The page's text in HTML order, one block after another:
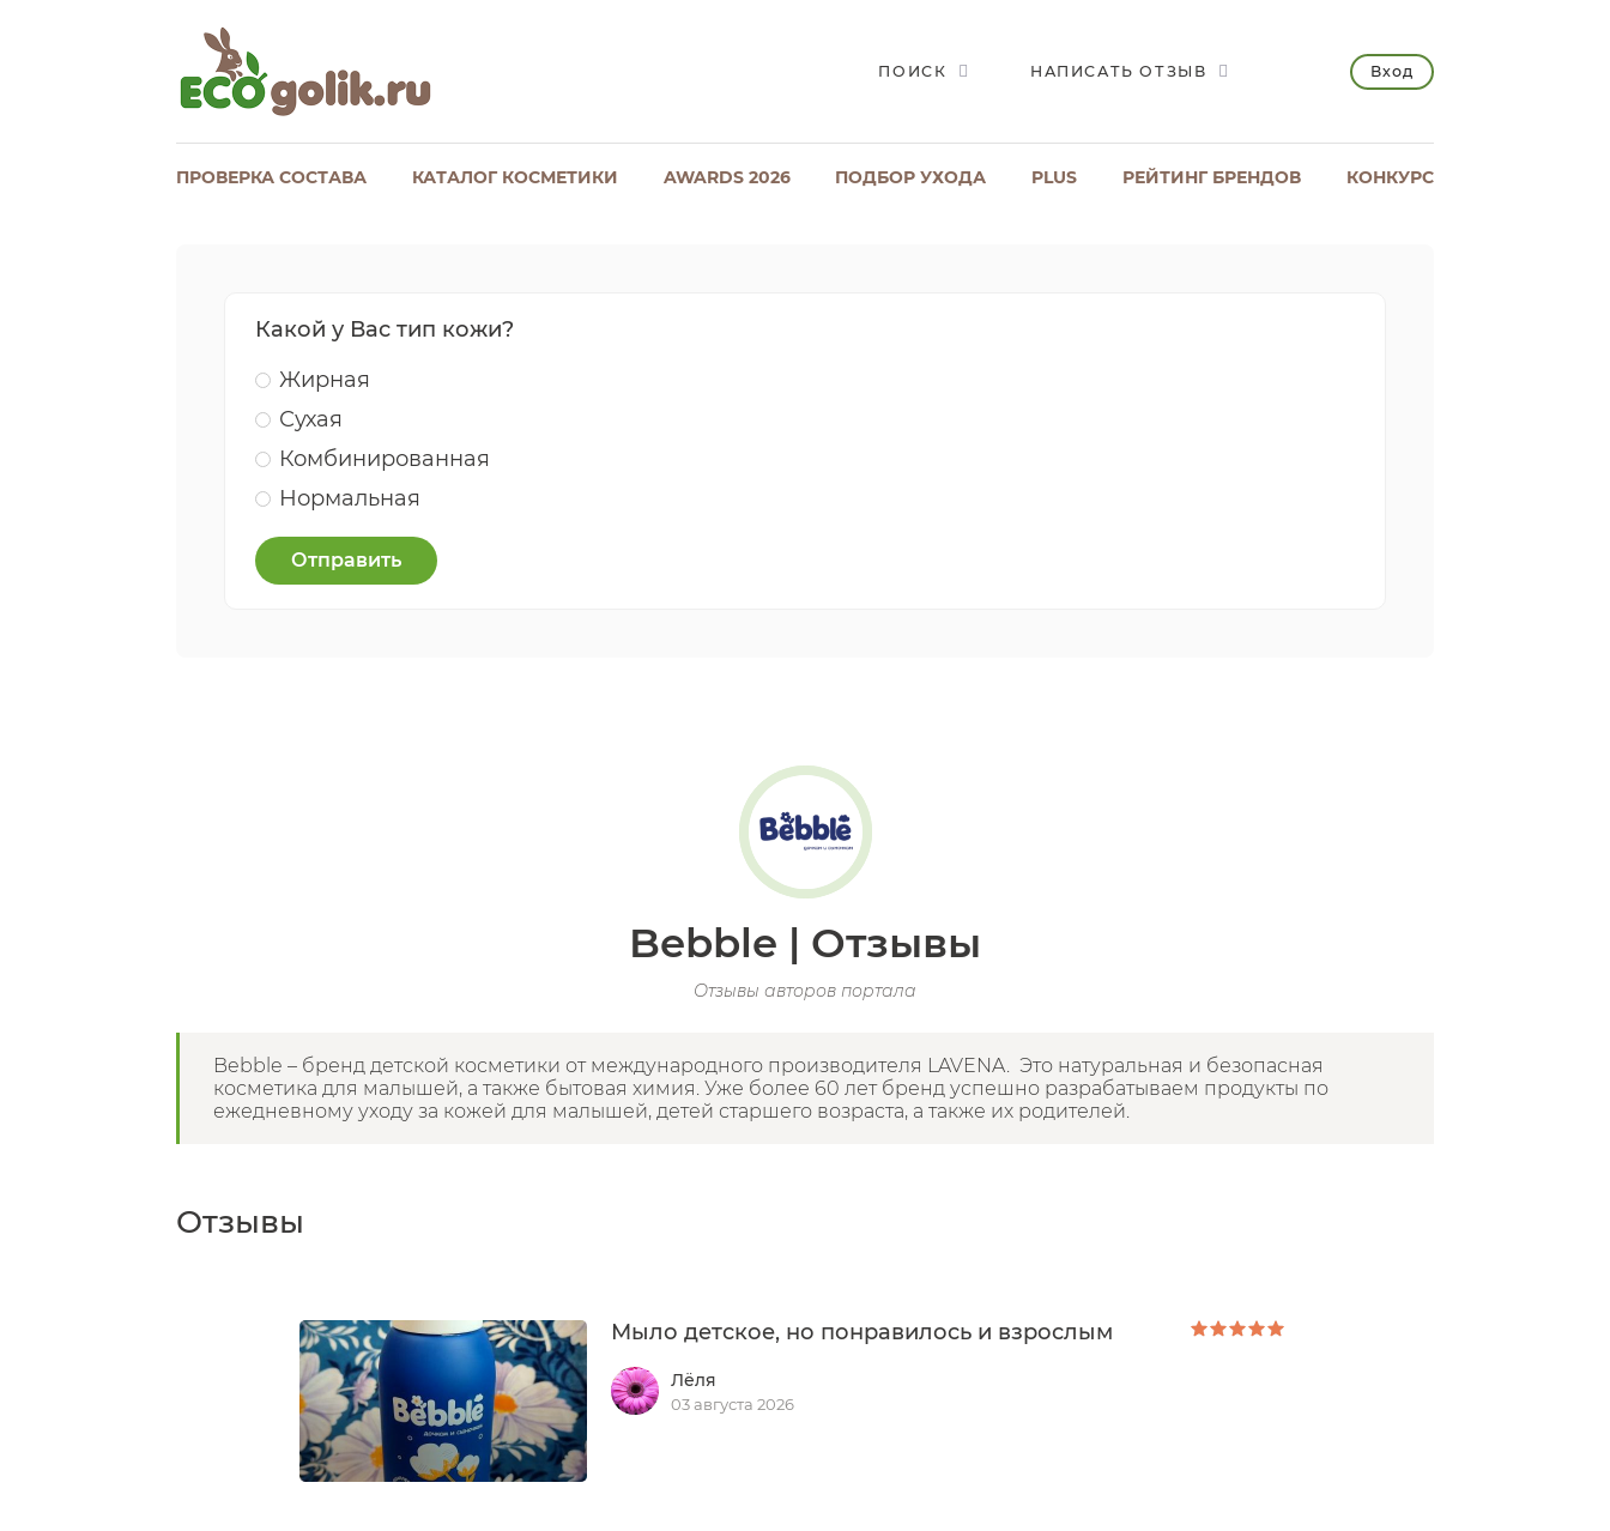
ПОИСК НАПИСАТЬ ОТЗЫВ Вход
ПРОВЕРКА СОСТАВА КАТАЛОГ КОСМЕТИКИ AWARDS 2026 ПОДБОР УХОДА PLUS РЕЙТИНГ БРЕНДОВ КОНКУРС
Какой у Вас тип кожи?
Жирная
Сухая
Комбинированная
Нормальная
Отправить
Bebble | Отзывы
Отзывы авторов портала
Bebble – бренд детской косметики от международного производителя LAVENA. Это натуральная и безопасная
косметика для малышей, а также бытовая химия. Уже более 60 лет бренд успешно разрабатываем продукты по
ежедневному уходу за кожей для малышей, детей старшего возраста, а также их родителей.
Отзывы
Мыло детское, но понравилось и взрослым
Лёля
03 августа 2026